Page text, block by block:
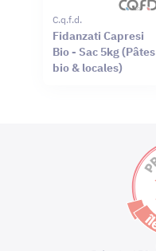
C.q.f.d.
Fidanzati Capresi
Bio - Sac 5kg (Pâtes
bio & locales)